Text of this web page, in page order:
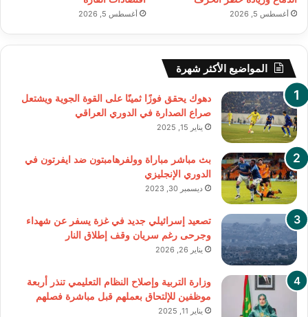
أغسطس 5, 2026 أغسطس 5, 2026
المواضيع الأكثر شهرة
دهوك يحقق فوزًا ثمينًا على القوة الجوية ويشتعل
صراع الصدارة في الدوري العراقي
يناير 15, 2025
بث مباشر مباراة وولفرهامبتون ضد ايفرتون في
الدوري الإنجليزي
ديسمبر 30, 2023
تصعيد إسرائيلي جديد في غزة يسفر عن شهداء
وجرحى رغم سريان وقف إطلاق النار
يناير 26, 2026
وزارة التربية وإصلاح النظام التعليمي تنذر أربعة
موظفين للإلتحاق بعملهم قبل مباشرة فصلهم
يناير 11, 2025